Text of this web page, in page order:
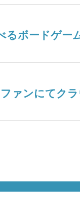
るボードゲー
ァンにてク